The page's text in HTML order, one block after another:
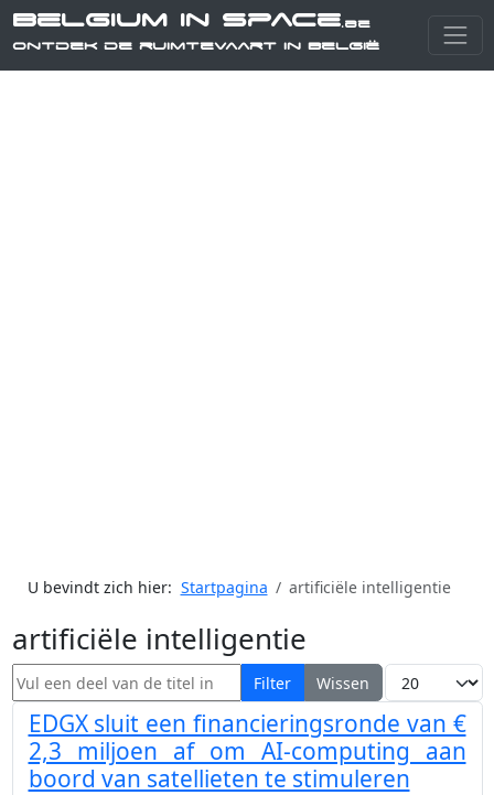
Belgium in Space.be
Ontdek de ruimtevaart in België
U bevindt zich hier: Startpagina artificiële intelligentie
artificiële intelligentie
Vul een deel van de titel in Filter Wissen Toon #
EDGX sluit een financieringsronde van €
2,3 miljoen af om AI-computing aan
boord van satellieten te stimuleren